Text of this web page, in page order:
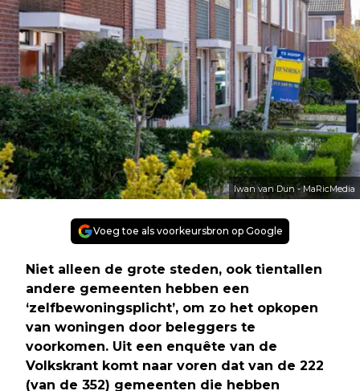
Iwan van Dun - MaRicMedia
Voeg toe als voorkeursbron op Google
Niet alleen de grote steden, ook tientallen
andere gemeenten hebben een
‘zelfbewoningsplicht’, om zo het opkopen
van woningen door beleggers te
voorkomen. Uit een enquête van de
Volkskrant komt naar voren dat van de 222
(van de 352) gemeenten die hebben